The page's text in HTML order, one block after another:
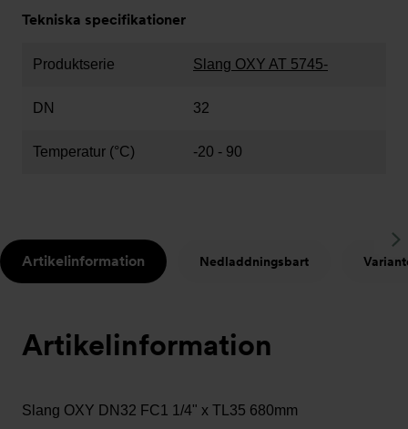
Tekniska specifikationer
Produktserie Slang OXY AT 5745-
DN 32
Temperatur (°C) -20 - 90
Artikelinformation Nedladdningsbart
Artikelinformation
Slang OXY DN32 FC1 1/4" x TL35 680mm